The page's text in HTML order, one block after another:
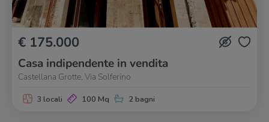
€ 175.000
Casa indipendente in vendita
Castellana Grotte, Via Solferino
3 locali 100 Mq 2 bagni